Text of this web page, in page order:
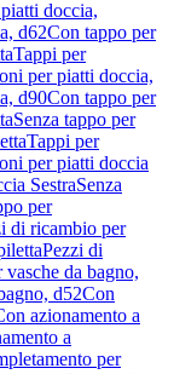
doccia,
d62Con tappo per
Tappi per
per piatti doccia,
d90Con tappo per
Senza tappo per
Tappi per
per piatti doccia
SestraSenza
per
di ricambio per
Pezzi di
da bagno,
d52Con
azionamento a
a
per